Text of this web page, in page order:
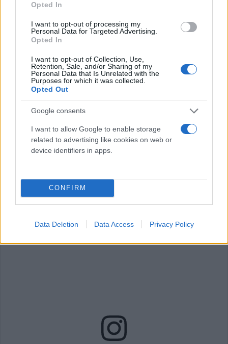
Opted In
I want to opt-out of processing my
Personal Data for Targeted Advertising.
Opted In
I want to opt-out of Collection, Use,
Retention, Sale, and/or Sharing of my
Personal Data that Is Unrelated with the
Purposes for which it was collected.
Opted Out
Google consents
I want to allow Google to enable storage
related to advertising like cookies on web or
device identifiers in apps.
CONFIRM
Data Deletion Data Access Privacy Policy
Η συγκινητική και σκληρή ιστορία ενός ζευγαριού
με τα μάτια του σκηνοθέτη Σωτήρη Τσαφούλια,
ενώ στους πρωταγωνιστικούς ρόλους βλέπουμε
τον Άρη Λεμπεσόπουλο και τη Ναταλία Τσαλίκη.
Υπόθεση:Εξαιτίας ενός μυστηριώδους
ατυχήματος, ο Ζιλ ένας συγγραφέας, παθαίνει
αμνησία. Η εδώ και πολλά χρόνια γυναίκα του Λίζα,
θα αναλάβει να επαναφέρει τη μνήμη του σχετικά
την αλήθεια;